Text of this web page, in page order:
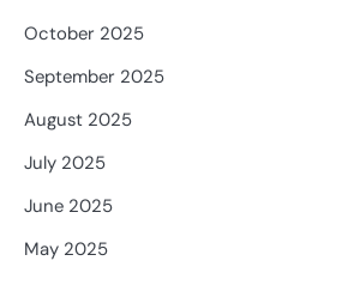
October 2025
September 2025
August 2025
July 2025
June 2025
May 2025